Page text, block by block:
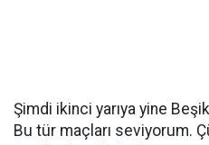
Şimdi ikinci yarıya yine
Bu tür maçları seviyorum.